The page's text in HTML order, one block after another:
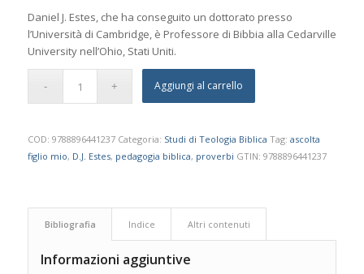
Daniel J. Estes, che ha conseguito un dottorato presso
l’Università di Cambridge, è Professore di Bibbia alla Cedarville
University nell’Ohio, Stati Uniti.
Aggiungi al carrello
COD: 9788896441237 Categoria: Studi di Teologia Biblica Tag: ascolta
figlio mio, D.J. Estes, pedagogia biblica, proverbi GTIN: 9788896441237
Bibliografia Indice Altri contenuti
Informazioni aggiuntive